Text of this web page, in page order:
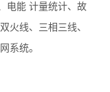
电能 计量统计、故
火线、三相三线、
系统。